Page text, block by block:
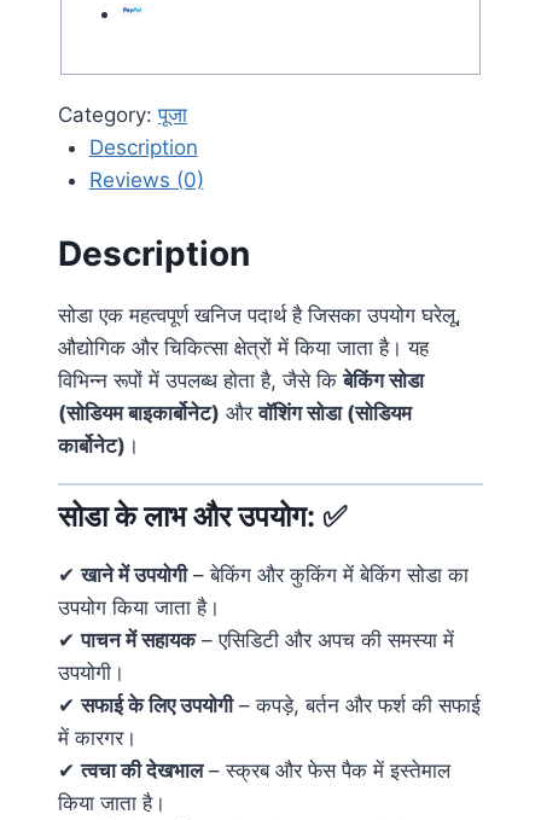
Category:पूजा
Description
Reviews (0)
Description
सोडा एक महत्वपूर्ण खनिज पदार्थ है जिसका उपयोग घरेलू,
औद्योगिक और चिकित्सा क्षेत्रों में किया जाता है। यह
विभिन्न रूपों में उपलब्ध होता है, जैसे किबेकिंग सोडा
(सोडियम बाइकार्बोनेट) औरवॉशिंग सोडा (सोडियम
कार्बोनेट) ।
सोडा के लाभ और उपयोग: ✅
✔खाने में उपयोगी– बेकिंग और कुकिंग में बेकिंग सोडा का
उपयोग किया जाता है।
✔पाचन में सहायक– एसिडिटी और अपच की समस्या में
उपयोगी।
✔सफाई के लिए उपयोगी– कपड़े, बर्तन और फर्श की सफाई
में कारगर।
✔त्वचा की देखभाल– स्क्रब और फेस पैक में इस्तेमाल
किया जाता है।